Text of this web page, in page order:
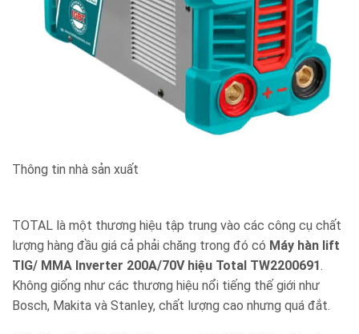
Thông tin nhà sản xuất
TOTAL là một thương hiệu tập trung vào các công cụ chất
lượng hàng đầu giá cả phải chăng trong đó có Máy hàn lift
TIG/ MMA Inverter 200A/70V hiệu Total TW2200691.
Không giống như các thương hiệu nổi tiếng thế giới như
Bosch, Makita và Stanley, chất lượng cao nhưng quá đắt.